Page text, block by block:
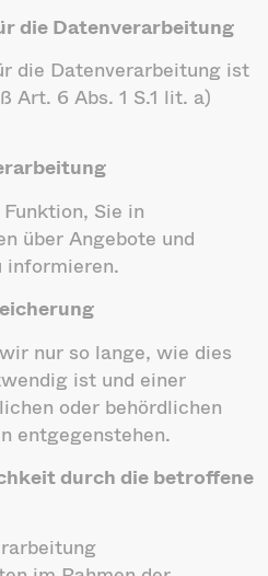
die Datenverarbeitung
die Datenverarbeitung ist
Art. 6 Abs. 1 S.1 lit. a)
Sie in
über Angebote und
informieren.
nur so lange, wie dies
ist und einer
oder behördlichen
entgegenstehen.
durch die betroffene